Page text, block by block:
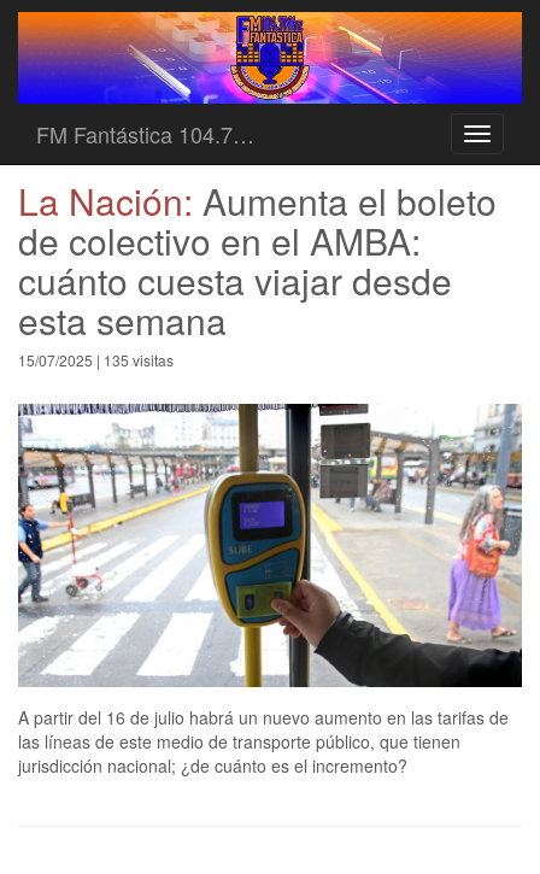
Toggle
FM Fantástica 104.7…
La Nación: Aumenta el boleto
de colectivo en el AMBA:
cuánto cuesta viajar desde
esta semana
15/07/2025 | 135 visitas
A partir del 16 de julio habrá un nuevo aumento en las tarifas de
las líneas de este medio de transporte público, que tienen
jurisdicción nacional; ¿de cuánto es el incremento?